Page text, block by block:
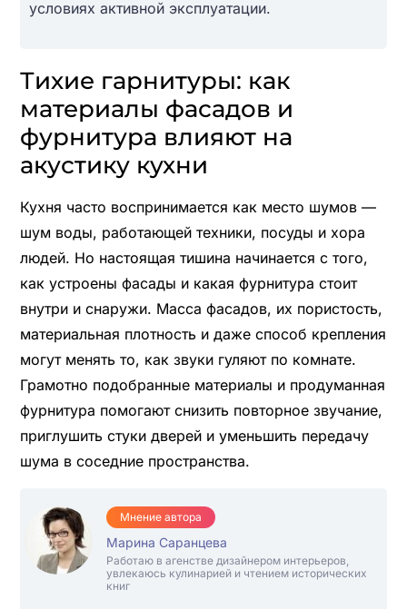
условиях активной эксплуатации.
Тихие гарнитуры: как
материалы фасадов и
фурнитура влияют на
акустику кухни
Кухня часто воспринимается как место шумов —
шум воды, работающей техники, посуды и хора
людей. Но настоящая тишина начинается с того,
как устроены фасады и какая фурнитура стоит
внутри и снаружи. Масса фасадов, их пористость,
материальная плотность и даже способ крепления
могут менять то, как звуки гуляют по комнате.
Грамотно подобранные материалы и продуманная
фурнитура помогают снизить повторное звучание,
приглушить стуки дверей и уменьшить передачу
шума в соседние пространства.
Мнение автора
Марина Саранцева
Работаю в агенстве дизайнером интерьеров,
увлекаюсь кулинарией и чтением исторических
книг